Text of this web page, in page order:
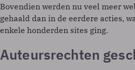
Bovendien werden nu veel meer
gehaald dan in de eerdere acties,
enkele honderden sites ging.
Auteursrechten